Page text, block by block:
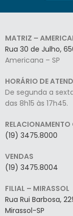
MATRIZ –
Rua 30 de Julho,
Americana – SP
HORÁRIO DE
De segunda a
das 8h15 às 17h45.
(19) 3475.8000
VENDAS
(19) 3475.8004
FILIAL – MIRASSOL
Rua Rui Barbosa,
Mirassol-SP